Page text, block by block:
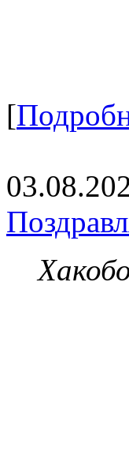
[